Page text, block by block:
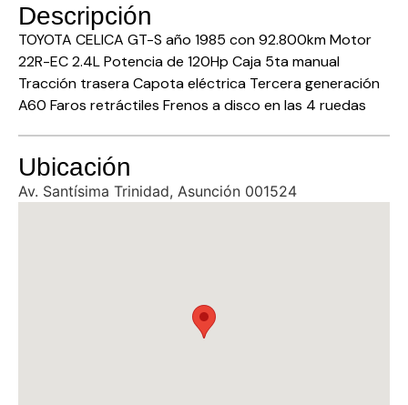
Descripción
TOYOTA CELICA GT-S año 1985 con 92.800km Motor
22R-EC 2.4L Potencia de 120Hp Caja 5ta manual
Tracción trasera Capota eléctrica Tercera generación
A60 Faros retráctiles Frenos a disco en las 4 ruedas
Ubicación
Av. Santísima Trinidad, Asunción 001524